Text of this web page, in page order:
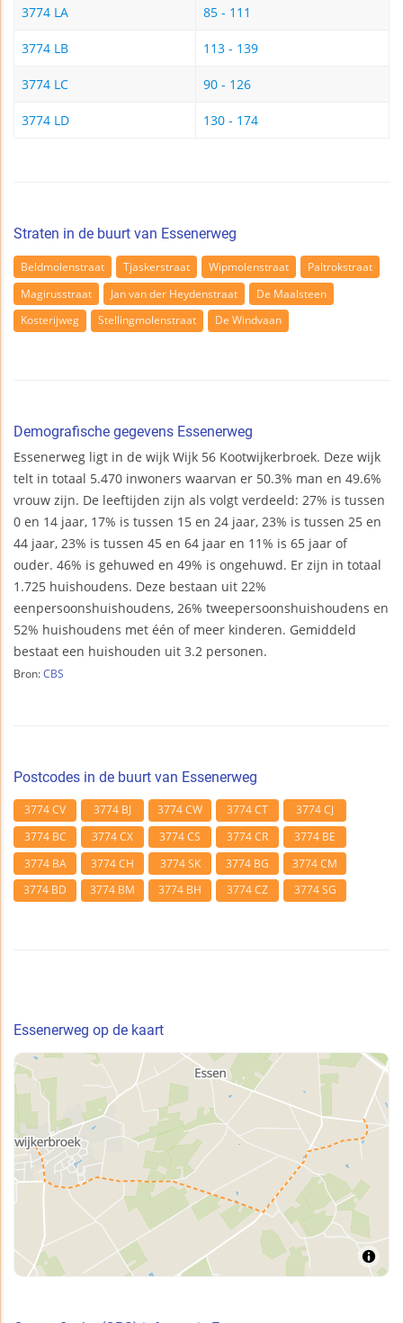
3774 LA 85 - 111
3774 LB 113 - 139
3774 LC 90 - 126
3774 LD 130 - 174
Straten in de buurt van Essenerweg
Beldmolenstraat Tjaskerstraat Wipmolenstraat
Paltrokstraat
Magirusstraat
Jan van der Heydenstraat
De Maalsteen
Kosterijweg
Stellingmolenstraat De Windvaan
Demografische gegevens Essenerweg
Essenerweg ligt in de wijk Wijk 56 Kootwijkerbroek. Deze wijk
telt in totaal 5.470 inwoners waarvan er 50.3% man en 49.6%
vrouw zijn. De leeftijden zijn als volgt verdeeld: 27% is tussen
0 en 14 jaar, 17% is tussen 15 en 24 jaar, 23% is tussen 25 en
44 jaar, 23% is tussen 45 en 64 jaar en 11% is 65 jaar of
ouder. 46% is gehuwed en 49% is ongehuwd. Er zijn in totaal
1.725 huishoudens. Deze bestaan uit 22%
eenpersoonshuishoudens, 26% tweepersoonshuishoudens en
52% huishoudens met één of meer kinderen. Gemiddeld
bestaat een huishouden uit 3.2 personen.
Bron: CBS
Postcodes in de buurt van Essenerweg
3774 CV 3774 BJ 3774 CW 3774 CT
3774 CJ
3774 BC
3774 CX 3774 CS 3774 CR
3774 BE
3774 BA
3774 CH 3774 SK 3774 BG
3774 CM
3774 BD
3774 BM 3774 BH 3774 CZ 3774 SG
Essenerweg op de kaart